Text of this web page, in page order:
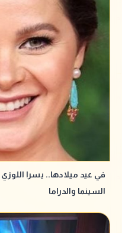
في عيد ميلادها.. يسرا
السينما والدراما